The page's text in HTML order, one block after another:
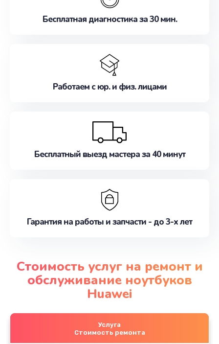
Бесплатная диагностика за 30 мин.
Работаем с юр. и физ. лицами
Бесплатный выезд мастера за 40 минут
Гарантия на работы и запчасти - до 3-х лет
Стоимость услуг на ремонт и
обслуживание ноутбуков
Huawei
Услуга
Стоимость ремонта